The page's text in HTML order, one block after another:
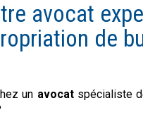
avocat
de
un avocatspécialiste